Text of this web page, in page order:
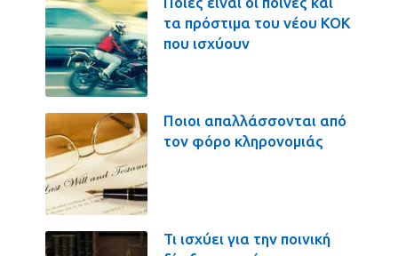
τα πρόστιμα του νέου ΚΟΚ
που ισχύουν
Ποιοι απαλλάσσονται από
τον φόρο κληρονομιάς
Τι ισχύει για την ποινική